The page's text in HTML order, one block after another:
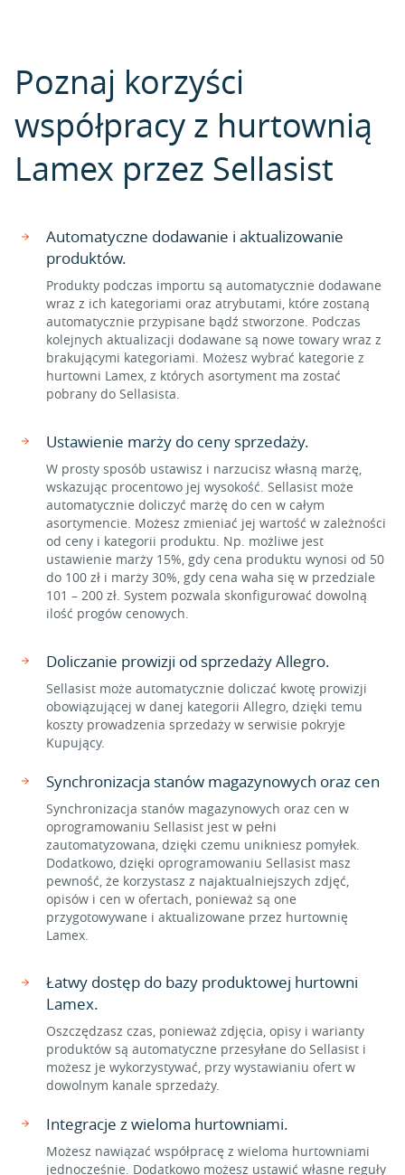
Poznaj korzyści
współpracy z hurtownią
Lamex przez Sellasist
Automatyczne dodawanie i aktualizowanie
produktów.
Produkty podczas importu są automatycznie dodawane
wraz z ich kategoriami oraz atrybutami, które zostaną
automatycznie przypisane bądź stworzone. Podczas
kolejnych aktualizacji dodawane są nowe towary wraz z
brakującymi kategoriami. Możesz wybrać kategorie z
hurtowni Lamex, z których asortyment ma zostać
pobrany do Sellasista.
Ustawienie marży do ceny sprzedaży.
W prosty sposób ustawisz i narzucisz własną marżę,
wskazując procentowo jej wysokość. Sellasist może
automatycznie doliczyć marżę do cen w całym
asortymencie. Możesz zmieniać jej wartość w zależności
od ceny i kategorii produktu. Np. możliwe jest
ustawienie marży 15%, gdy cena produktu wynosi od 50
do 100 zł i marży 30%, gdy cena waha się w przedziale
101 – 200 zł. System pozwala skonfigurować dowolną
ilość progów cenowych.
Doliczanie prowizji od sprzedaży Allegro.
Sellasist może automatycznie doliczać kwotę prowizji
obowiązującej w danej kategorii Allegro, dzięki temu
koszty prowadzenia sprzedaży w serwisie pokryje
Kupujący.
Synchronizacja stanów magazynowych oraz cen
Synchronizacja stanów magazynowych oraz cen w
oprogramowaniu Sellasist jest w pełni
zautomatyzowana, dzięki czemu unikniesz pomyłek.
Dodatkowo, dzięki oprogramowaniu Sellasist masz
pewność, że korzystasz z najaktualniejszych zdjęć,
opisów i cen w ofertach, ponieważ są one
przygotowywane i aktualizowane przez hurtownię
Lamex.
Łatwy dostęp do bazy produktowej hurtowni
Lamex.
Oszczędzasz czas, ponieważ zdjęcia, opisy i warianty
produktów są automatyczne przesyłane do Sellasist i
możesz je wykorzystywać, przy wystawianiu ofert w
dowolnym kanale sprzedaży.
Integracje z wieloma hurtowniami.
Możesz nawiązać współpracę z wieloma hurtowniami
jednocześnie. Dodatkowo możesz ustawić własne reguły